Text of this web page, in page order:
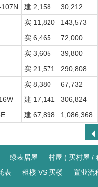
建 2,158
30,212
实 11,820
143,573
实 6,465
72,000
实 3,605
39,800
实 21,571
290,808
实 8,380
67,732
建 17,141
306,824
建 67,898 1,086,368
绿表居屋 村屋 ( 买村屋 /
表 租楼 VS 买楼 置业流